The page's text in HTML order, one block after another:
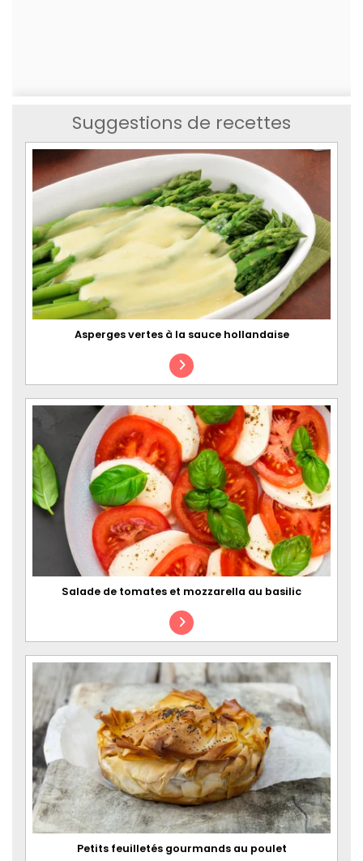
Suggestions de recettes
Asperges vertes à la sauce hollandaise
Salade de tomates et mozzarella au basilic
Petits feuilletés gourmands au poulet